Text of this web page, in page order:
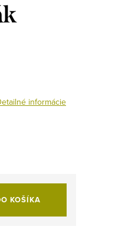
informácie
KOŠÍKA